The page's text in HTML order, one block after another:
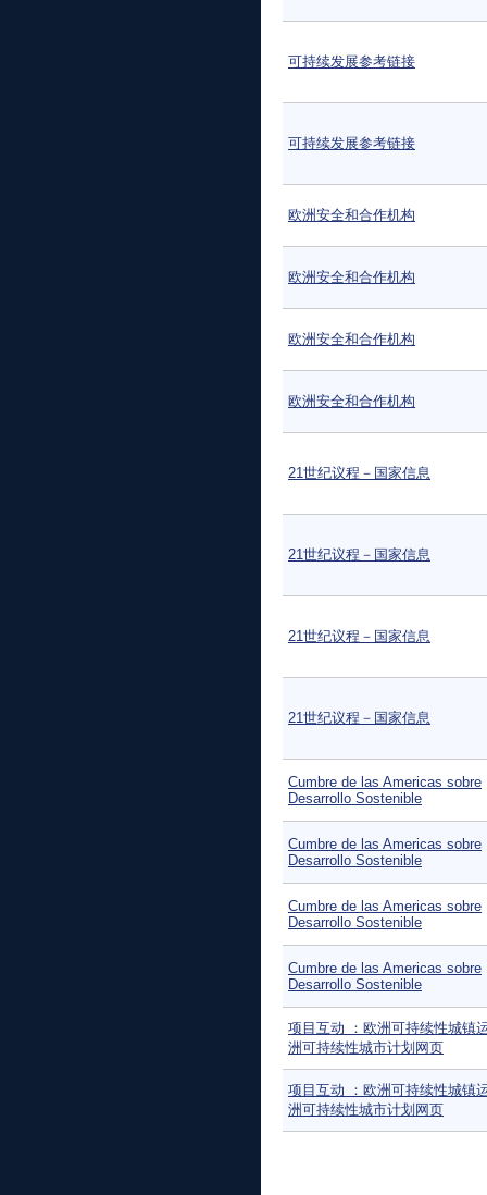
可持续发展参考链接
可持续发展参考链接
欧洲安全和合作机构
欧洲安全和合作机构
欧洲安全和合作机构
欧洲安全和合作机构
21世纪议程－国家信息
21世纪议程－国家信息
21世纪议程－国家信息
21世纪议程－国家信息
Cumbre de las Americas sobre
Desarrollo Sostenible
Cumbre de las Americas sobre
Desarrollo Sostenible
Cumbre de las Americas sobre
Desarrollo Sostenible
Cumbre de las Americas sobre
Desarrollo Sostenible
项目互动 ：欧洲可持续性城镇
洲可持续性城市计划网页
项目互动 ：欧洲可持续性城镇
洲可持续性城市计划网页